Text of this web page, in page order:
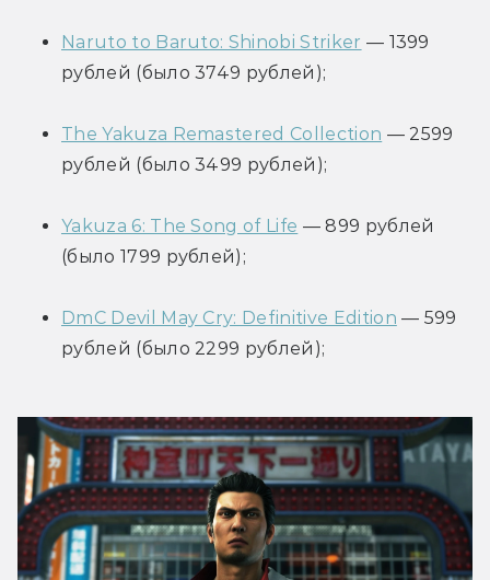
Naruto to Baruto: Shinobi Striker — 1399
рублей (было 3749 рублей);
The Yakuza Remastered Collection — 2599
рублей (было 3499 рублей);
Yakuza 6: The Song of Life — 899 рублей
(было 1799 рублей);
DmC Devil May Cry: Definitive Edition — 599
рублей (было 2299 рублей);